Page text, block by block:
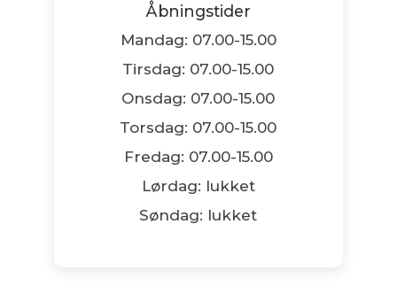
Åbningstider
Mandag: 07.00-15.00
Tirsdag: 07.00-15.00
Onsdag: 07.00-15.00
Torsdag: 07.00-15.00
Fredag: 07.00-15.00
Lørdag: lukket
Søndag: lukket